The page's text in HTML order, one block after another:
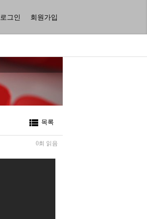
로그인 회원가입
 목록
0회 읽음